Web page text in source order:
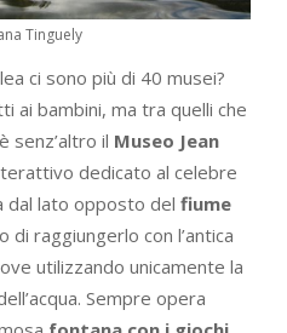
Tinguely
ci sono più di 40 musei?
ai bambini, ma tra quelli che
senz’altro il Museo Jean
dedicato al celebre
dal lato opposto del fiume
di raggiungerlo con l’antica
utilizzando unicamente la
Sempre opera